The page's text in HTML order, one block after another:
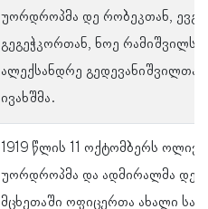
უორდროპმა დე რობეკთან,
გეგეჭკორთან, ნოე რამიშვილსა
ალექსანდრე
ივახშმა.
1919 წლის 11 ოქტომბერს
უორდროპმა და ადმირალმა დე
მცხეთაში ოფიცერთა ახალი